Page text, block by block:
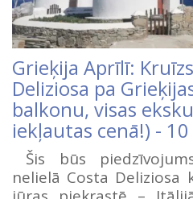
Grieķija Aprīlī:
Deliziosa pa
balkonu, visas
iekļautas cenā!) -
Šis būs
nelielā Costa Deliziosa